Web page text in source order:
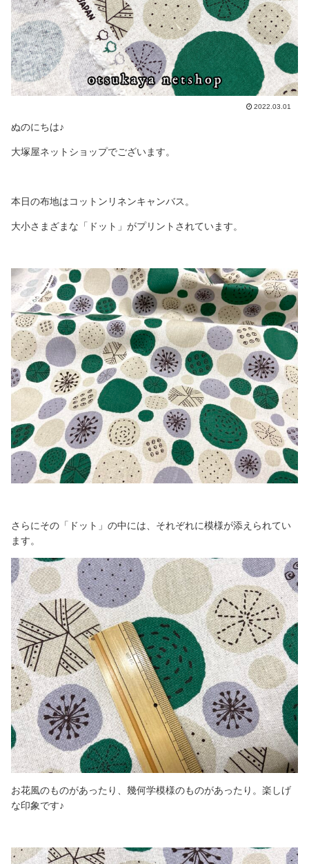
2022.03.01
ぬのにちは♪
大塚屋ネットショップでございます。
本日の布地はコットンリネンキャンバス。
大小さまざまな「ドット」がプリントされています。
さらにその「ドット」の中には、それぞれに模様が添えられてい
ます。
お花風のものがあったり、幾何学模様のものがあったり。楽しげ
な印象です♪